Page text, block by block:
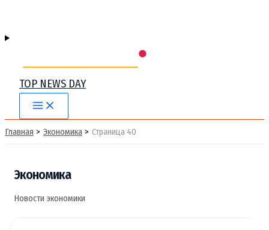
TOP NEWS DAY
Main
Menu
Главная Экономика Страница 40
Экономика
Новости экономики